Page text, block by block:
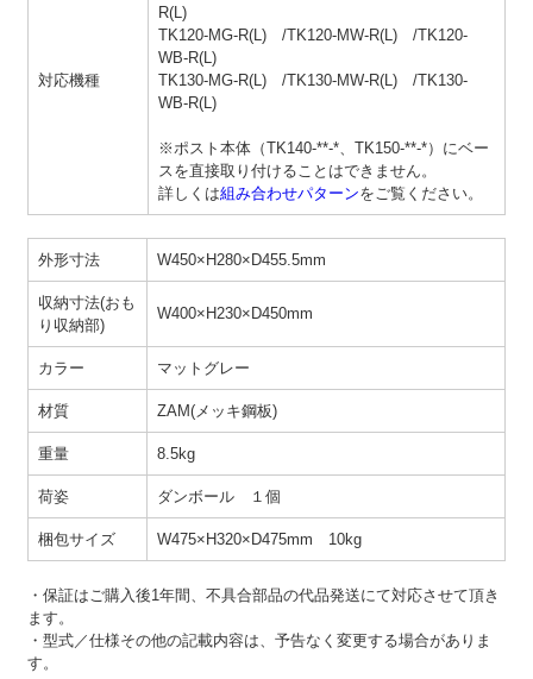
対応機種
R(L)
TK120-MG-R(L) /TK120-MW-R(L) /TK120-
WB-R(L)
TK130-MG-R(L) /TK130-MW-R(L) /TK130-
WB-R(L)
※ポスト本体（TK140-**-*、TK150-**-*）にベー
スを直接取り付けることはできません。
詳しくは組み合わせパターンをご覧ください。
外形寸法 W450×H280×D455.5mm
収納寸法(おも
り収納部)
W400×H230×D450mm
カラー マットグレー
材質 ZAM(メッキ鋼板)
重量 8.5kg
荷姿 ダンボール １個
梱包サイズ W475×H320×D475mm 10kg
・保証はご購入後1年間、不具合部品の代品発送にて対応させて頂き
ます。
・型式／仕様その他の記載内容は、予告なく変更する場合がありま
す。